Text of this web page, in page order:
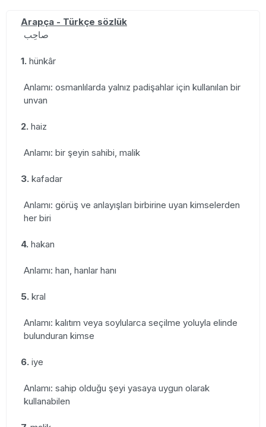
Arapça - Türkçe sözlük
صاحِب
1. hünkâr
Anlamı: osmanlılarda yalnız padişahlar için kullanılan bir
unvan
2. haiz
Anlamı: bir şeyin sahibi, malik
3. kafadar
Anlamı: görüş ve anlayışları birbirine uyan kimselerden
her biri
4. hakan
Anlamı: han, hanlar hanı
5. kral
Anlamı: kalıtım veya soylularca seçilme yoluyla elinde
bulunduran kimse
6. iye
Anlamı: sahip olduğu şeyi yasaya uygun olarak
kullanabilen